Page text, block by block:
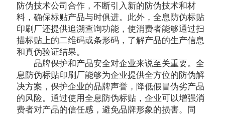
防伪技术公司合作，不断引入新的防伪技术和材
料，确保标贴产品与时俱进。此外，全息防伪标贴
印刷厂还提供追溯查询功能，使消费者能够通过扫
描标贴上的二维码或条形码，了解产品的生产信息
和真伪验证结果。
品牌保护和产品安全对企业来说至关重要。全
息防伪标贴印刷厂能够为企业提供全方位的防伪解
决方案，保护企业的品牌声誉，降低假冒伪劣产品
的风险。通过使用全息防伪标贴，企业可以增强消
费者对产品的信任感，避免品牌形象的损害。同